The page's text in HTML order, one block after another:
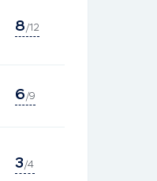
8/12
6/9
3/4